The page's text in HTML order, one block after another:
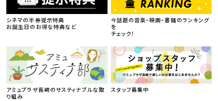
シネマの半券提示特典
お誕生日のお得な特典など
今話題の音楽・映画・書籍のランキング
を
チェック！
アミュプラザ長崎のサスティナブルな取
り組み
スタッフ募集中